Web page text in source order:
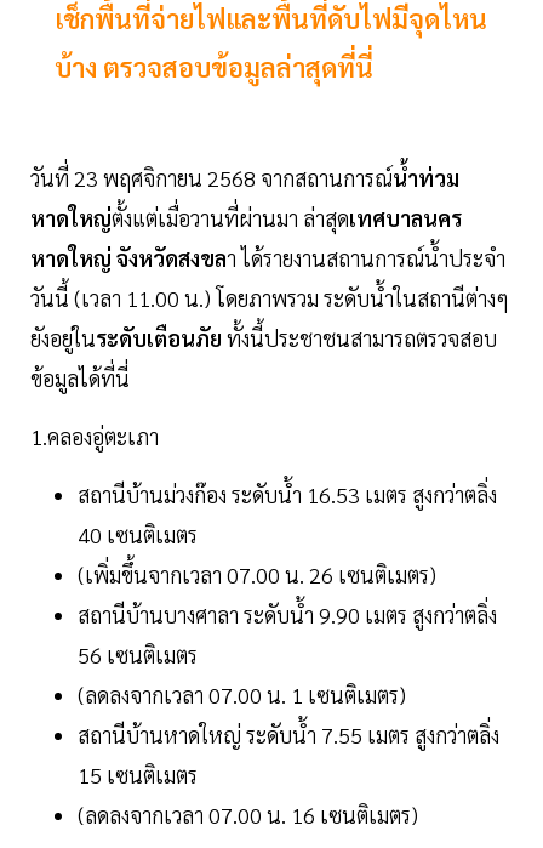
เช็กพื้นที่จ่ายไฟและพื้นที่ดับไฟมีจุดไหน
บ้าง ตรวจสอบข้อมูลล่าสุดที่นี่
วันที่ 23 พฤศจิกายน 2568 จากสถานการณ์น้ำท่วม
หาดใหญ่ตั้งแต่เมื่อวานที่ผ่านมา ล่าสุดเทศบาลนคร
หาดใหญ่ จังหวัดสงขลา ได้รายงานสถานการณ์น้ำประจำ
วันนี้ (เวลา 11.00 น.) โดยภาพรวม ระดับน้ำในสถานีต่างๆ
ยังอยู่ในระดับเตือนภัย ทั้งนี้ประชาชนสามารถตรวจสอบ
ข้อมูลได้ที่นี่
1.คลองอู่ตะเภา
สถานีบ้านม่วงก๊อง ระดับน้ำ 16.53 เมตร สูงกว่าตลิ่ง
40 เซนติเมตร
(เพิ่มขึ้นจากเวลา 07.00 น. 26 เซนติเมตร)
สถานีบ้านบางศาลา ระดับน้ำ 9.90 เมตร สูงกว่าตลิ่ง
56 เซนติเมตร
(ลดลงจากเวลา 07.00 น. 1 เซนติเมตร)
สถานีบ้านหาดใหญ่ ระดับน้ำ 7.55 เมตร สูงกว่าตลิ่ง
15 เซนติเมตร
(ลดลงจากเวลา 07.00 น. 16 เซนติเมตร)